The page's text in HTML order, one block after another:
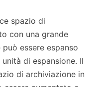
spazio di
con una grande
essere espanso
di espansione. Il
di archiviazione in